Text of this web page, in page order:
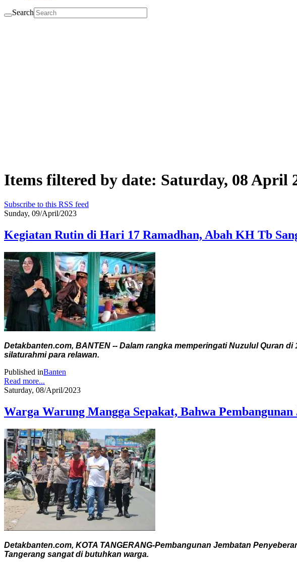
Search
Items filtered by date: Saturday, 08 April
Subscribe to this RSS feed
Sunday, 09/April/2023
Kegiatan Rutin di Hari 17 Ramadhan, Abah KH Tb
Detakbanten.com, BANTEN -- Dalam rangka memperingati Nuzulul Quran
silaturahmi para relawan.
Published inBanten
Read more...
Saturday, 08/April/2023
Warga Warung Mangga Sepakat, Bahwa
Detakbanten.com, KOTA TANGERANG-Pembangunan Jembatan
Tangerang sangat di butuhkan warga.